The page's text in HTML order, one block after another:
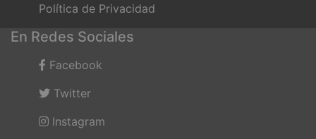
Política de Privacidad
En Redes Sociales
Facebook
Twitter
Instagram